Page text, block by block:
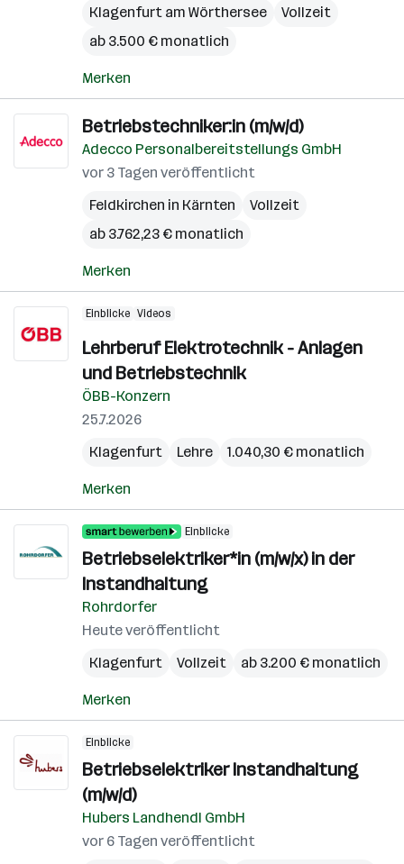
Klagenfurt am Wörthersee
Vollzeit
ab 3.500 € monatlich
Merken
Betriebstechniker:in (m/w/d)
Adecco Personalbereitstellungs GmbH
vor 3 Tagen veröffentlicht
Feldkirchen in Kärnten
Vollzeit
ab 3.762,23 € monatlich
Merken
Einblicke Videos
Lehrberuf Elektrotechnik - Anlagen
und Betriebstechnik
ÖBB-Konzern
25.7.2026
Klagenfurt
Lehre 1.040,30 € monatlich
Merken
Einblicke
Betriebselektriker*in (m/w/x) in der
Instandhaltung
Rohrdorfer
Heute veröffentlicht
Klagenfurt
Vollzeit ab 3.200 € monatlich
Merken
Einblicke
Betriebselektriker Instandhaltung
(m/w/d)
Hubers Landhendl GmbH
vor 6 Tagen veröffentlicht